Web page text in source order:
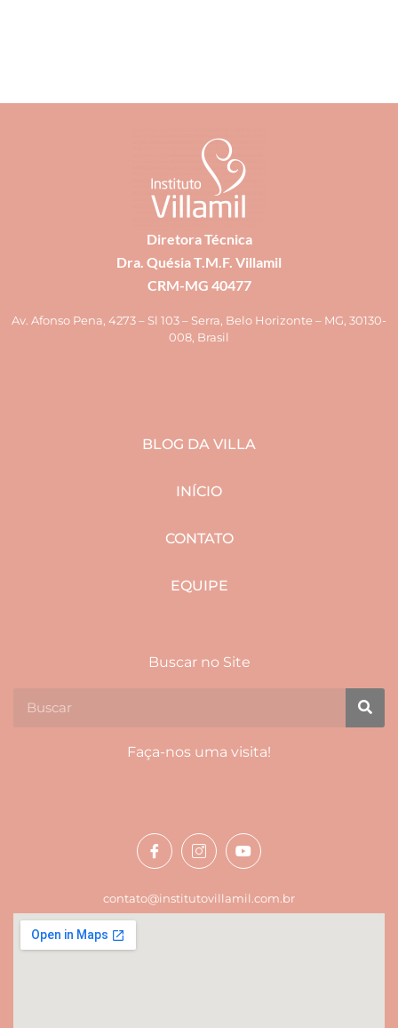
Diretora Técnica
Dra. Quésia T.M.F. Villamil
CRM-MG 40477
Av. Afonso Pena, 4273 – Sl 103 – Serra, Belo Horizonte – MG, 30130-
008, Brasil
BLOG DA VILLA
INÍCIO
CONTATO
EQUIPE
Buscar no Site
Faça-nos uma visita!
contato@institutovillamil.com.br